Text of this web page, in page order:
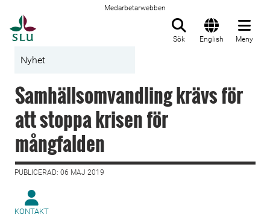
Medarbetarwebben
Sök English Meny
Nyhet
Samhällsomvandling krävs för
att stoppa krisen för
mångfalden
PUBLICERAD: 06 MAJ 2019
KONTAKT